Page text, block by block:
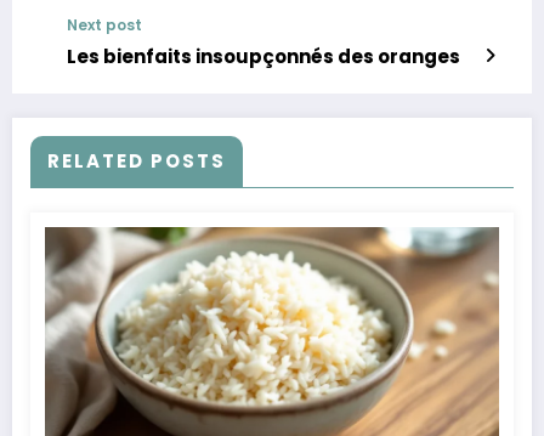
Next post
Les bienfaits insoupçonnés des oranges
RELATED POSTS